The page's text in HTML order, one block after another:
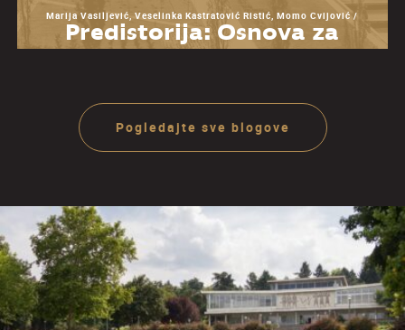
Marija Vasiljević, Veselinka Kastratović Ristić, Momo Cvijović /
Predistorija: Osnova za
Pogledajte sve blogove